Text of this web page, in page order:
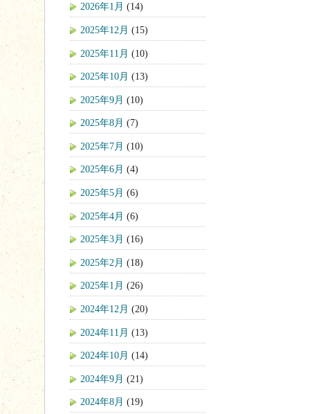
2026年1月 (14)
2025年12月 (15)
2025年11月 (10)
2025年10月 (13)
2025年9月 (10)
2025年8月 (7)
2025年7月 (10)
2025年6月 (4)
2025年5月 (6)
2025年4月 (6)
2025年3月 (16)
2025年2月 (18)
2025年1月 (26)
2024年12月 (20)
2024年11月 (13)
2024年10月 (14)
2024年9月 (21)
2024年8月 (19)